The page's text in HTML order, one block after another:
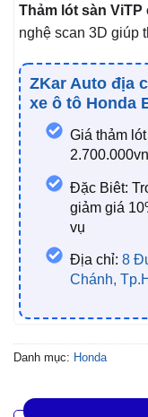
Thảm lót sàn ViTP
nghệ scan 3D giúp
ZKar Auto địa
xe ô tô Honda
Giá thảm
Đặc Biêt:
giảm giá
vụ
Địa chỉ: 8
Chánh,
Danh mục: Honda